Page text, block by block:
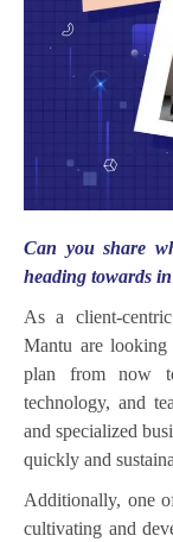
Can you share
heading towards
As a client-
Mantu are looking
plan from now
technology, and
and specialized
quickly and
Additionally, one
cultivating and